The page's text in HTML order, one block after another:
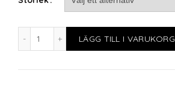
Ballongvisp rfr htg 20 cm mängd
LÄGG TILL I VARUKORG